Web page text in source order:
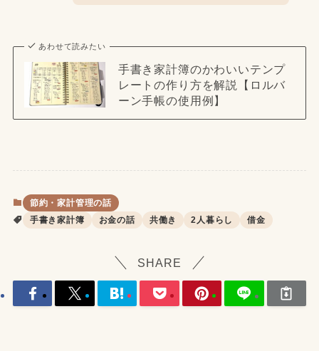
あわせて読みたい
手書き家計簿のかわいいテンプ
レートの作り方を解説【ロルバ
ーン手帳の使用例】
節約・家計管理の話
手書き家計簿
お金の話 共働き 2人暮らし 借金
SHARE